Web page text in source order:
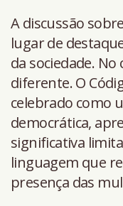
A discussão
lugar de
da sociedade.
diferente. O
celebrado como
democrática,
significativa
linguagem que
presença das